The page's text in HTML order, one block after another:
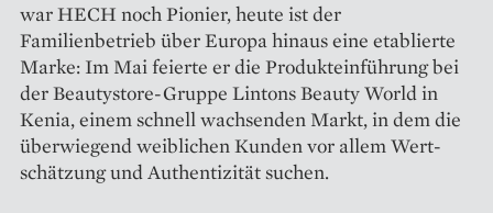
war HECH noch Pionier, heute ist der
Familienbetrieb über Europa hinaus eine etablierte
Marke: Im Mai feierte er die Produkteinführung bei
der Beautystore-Gruppe Lintons Beauty World in
Kenia, einem schnell wachsenden Markt, in dem die
überwiegend weiblichen Kunden vor allem Wert­
schätzung und Authentizität suchen.